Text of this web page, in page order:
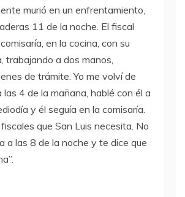
murió en un enfrentamiento,
11 de la noche. El fiscal
en la cocina, con su
trabajando a dos manos,
de trámite. Yo me volví de
4 de la mañana, hablé con él a
y él seguía en la comisaría.
que San Luis necesita. No
a las 8 de la noche y te dice que